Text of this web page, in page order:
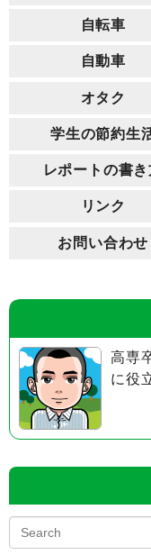
自転車
自動車
オタク
学生の節約生
レポートの書き
リンク
お問い合わせ
高専
に役